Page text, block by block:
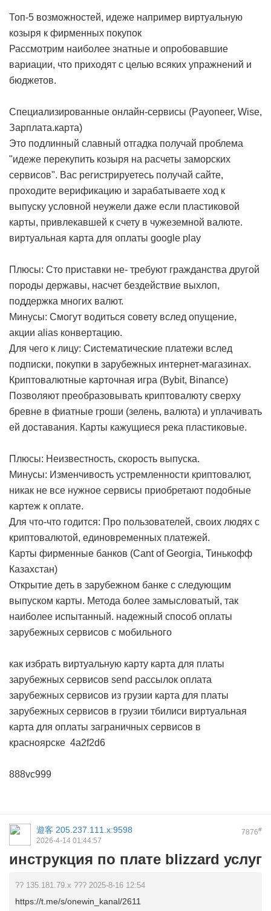
Топ-5 возможностей, идеже например виртуальную
козыря к фирменных покупок
Рассмотрим наиболее знатные и опробовавшие
вариации, что приходят с целью всяких упражнений и
бюджетов.
Специализированные онлайн-сервисы (Payoneer, Wise,
Зарплата.карта)
Это подлинный славный отгадка получай проблема
"идеже перекупить козыря на расчеты заморских
сервисов". Вас регистрируетесь получай сайте,
проходите верификацию и зарабатываете ход к
выпуску условной неужели даже если пластиковой
карты, привлекавшей к счету в чужеземной валюте.
виртуальная карта для оплаты google play
Плюсы: Сто приставки не- требуют гражданства другой
породы державы, насчет бездействие выхлоп,
поддержка многих валют.
Минусы: Смогут водиться совету вслед опущение,
акции alias конвертацию.
Для чего к лицу: Систематические платежи вслед
подписки, покупки в зарубежных интернет-магазинах.
Криптовалютные карточная игра (Bybit, Binance)
Позволяют преобразовывать криптовалюту сверху
бревне в фиатные гроши (зелень, валюта) и уплачивать
ей доставания. Карты кажущиеся река пластиковые.
Плюсы: Неизвестность, скорость выпуска.
Минусы: Изменчивость устремленности криптовалют,
никак не все нужное сервисы приобретают подобные
картеж к оплате.
Для что-что годится: Про пользователей, своих людях с
криптовалютой, единовременных платежей.
Карты фирменные банков (Cant of Georgia, Тинькофф
Казахстан)
Открытие деть в зарубежном банке с следующим
выпуском карты. Метода более замысловатый, так
наиболее испытанный. надежный способ оплаты
зарубежных сервисов с мобильного
как избрать виртуальную карту карта для платы
зарубежных сервисов send рассылок оплата
зарубежных сервисов из грузии карта для платы
зарубежных сервисов в грузии тбилиси виртуальная
карта для оплаты заграничных сервисов в
красноярске 4a2f2d6
888vc999
7876#
遊客 205.237.111.x:9598
2026-4-14 01:44:57
инструкция по плате blizzard услуг
?? 135.181.79.x ??? 2025-8-16 12:54
https://t.me/s/onewin_kanal/2611